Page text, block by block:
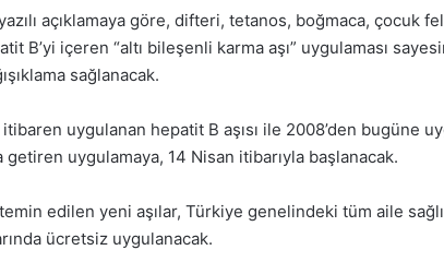
açıklamaya göre, difteri, tetanos, boğmaca, çocuk
B’yi içeren “altı bileşenli karma aşı” uygulaması
sağlanacak.
itibaren uygulanan hepatit B aşısı ile 2008’den bugüne
getiren uygulamaya, 14 Nisan itibarıyla başlanacak.
temin edilen yeni aşılar, Türkiye genelindeki tüm aile
ücretsiz uygulanacak.